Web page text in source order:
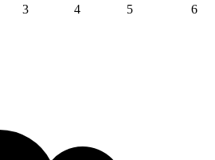
3 4 5 6